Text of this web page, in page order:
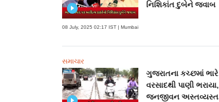
નિશિકાંત દુબેને જવાબ
08 July, 2025 02:17 IST | Mumbai
સમાચાર
ગુજરાતના કચ્છમાં ભારે
વરસાદથી પાણી ભરાયા,
જનજીવન અસ્તવ્યસ્ત